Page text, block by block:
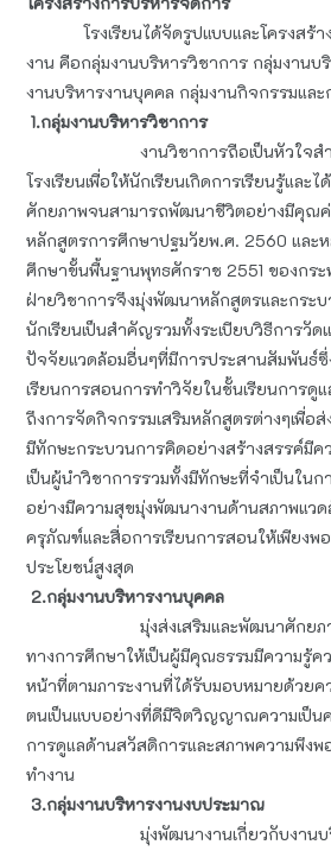
โรงเรียนได้จัดรูปแบบและโครงสร้าง
งาน คือกลุ่มงานบริหารวิชาการ กลุ่มงานบ
งานบริหารงานบุคคล กลุ่มงานกิจกรรมแล
1.กลุ่มงานบริหารวิชาการ
งานวิชาการถือเป็นหัวใจสำคัญ
โรงเรียนเพื่อให้นักเรียนเกิดการเรียนรู้และ
ศักยภาพจนสามารถพัฒนาชีวิตอย่างมีคุณ
หลักสูตรการศึกษาปฐมวัยพ.ศ. 2560 และ
ศึกษาขั้นพื้นฐานพุทธศักราช 2551 ของกร
ฝ่ายวิชาการจึงมุ่งพัฒนาหลักสูตรและกระบ
นักเรียนเป็นสำคัญรวมทั้งระเบียบวิธีการวัด
ปัจจัยแวดล้อมอื่นๆที่มีการประสานสัมพันธ์
เรียนการสอนการทำวิจัยในชั้นเรียนการดูแ
ถึงการจัดกิจกรรมเสริมหลักสูตรต่างๆเพื่อส่
มีทักษะกระบวนการคิดอย่างสร้างสรรค์มีค
เป็นผู้นำวิชาการรวมทั้งมีทักษะที่จำเป็นใน
อย่างมีความสุขมุ่งพัฒนางานด้านสภาพแวด
ครุภัณฑ์และสื่อการเรียนการสอนให้เพียงพ
ประโยชน์สูงสุด
2.กลุ่มงานบริหารงานบุคคล
มุ่งส่งเสริมและพัฒนาศักยภาพค
ทางการศึกษาให้เป็นผู้มีคุณธรรมมีความรู้ค
หน้าที่ตามภาระงานที่ได้รับมอบหมายด้วยค
ตนเป็นแบบอย่างที่ดีมีจิตวิญญาณความเป็น
การดูแลด้านสวัสดิการและสภาพความพึง
ทำงาน
3.กลุ่มงานบริหารงานงบประมาณ
มุ่งพัฒนางานเกี่ยวกับงานบริห